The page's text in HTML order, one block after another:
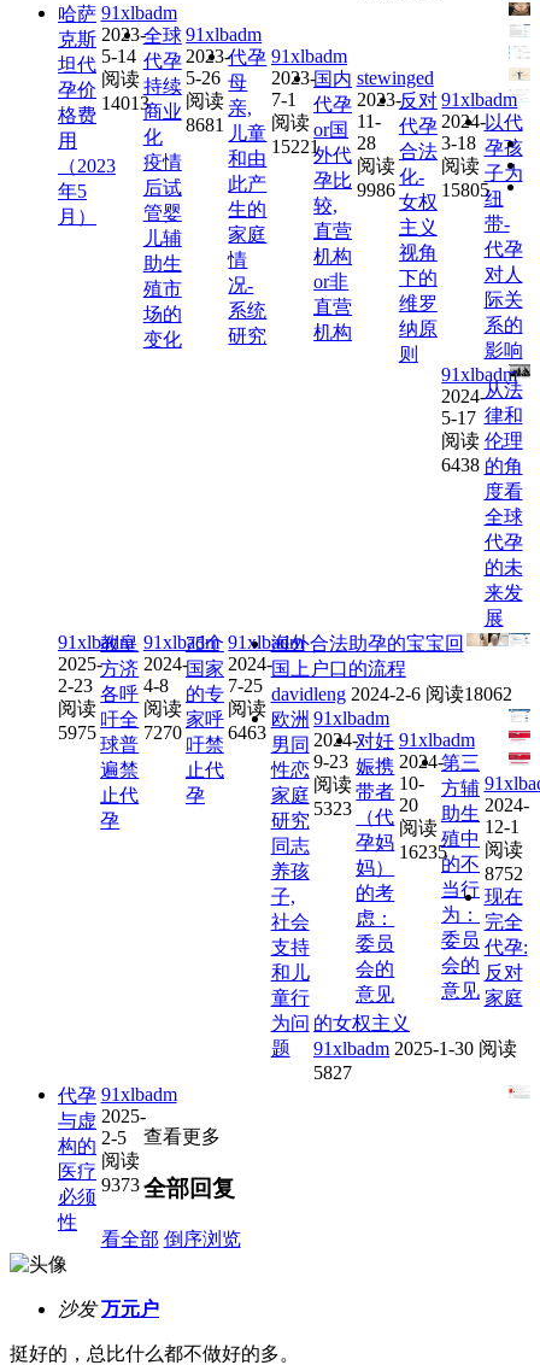
哈萨
克斯
坦代
孕价
格费
用
（2023
年5
月）
91xlbadm
2023-
5-14
阅读
14013
全球
代孕
持续
商业
化
疫情
后试
管婴
儿辅
助生
殖市
场的
变化
91xlbadm
2023-
5-26
阅读
8681
代孕
母
亲,
儿童
和由
此产
生的
家庭
情
况-
系统
研究
91xlbadm
2023-
7-1
阅读
15221
国内
代孕
or国
外代
孕比
较,
直营
机构
or非
直营
机构
stewinged
2023-
11-
28
阅读
9986
反对
代孕
合法
化-
女权
主义
视角
下的
维罗
纳原
则
91xlbadm
2024-
3-18
阅读
15805
以代
孕孩
子为
纽
带-
代孕
对人
际关
系的
影响
91xlbadm
2024-
5-17
阅读
6438
从法
律和
伦理
的角
度看
全球
代孕
的未
来发
展
91xlbadm
2025-
2-23
阅读
5975
教皇
方济
各呼
吁全
球普
遍禁
止代
孕
91xlbadm
2024-
4-8
阅读
7270
75个
国家
的专
家呼
吁禁
止代
孕
91xlbadm
2024-
7-25
阅读
6463
海外合法助孕的宝宝回
国上户口的流程
davidleng 2024-2-6 阅读18062
欧洲
男同
性恋
家庭
研究
同志
养孩
子,
社会
支持
和儿
童行
为问
题
91xlbadm
2024-
9-23
阅读
5323
对妊
娠携
带者
（代
孕妈
妈）
的考
虑：
委员
会的
意见
91xlbadm
2024-
10-
20
阅读
16235
第三
方辅
助生
殖中
的不
当行
为：
委员
会的
意见
2024-
12-1
阅读
8752
现在
完全
代孕:
反对
家庭
的女权主义
91xlbadm 2025-1-30 阅读
5827
代孕
与虚
构的
医疗
必须
性
91xlbadm
2025-
2-5
阅读
9373
查看更多
全部回复
看全部 倒序浏览
沙发 万元户
挺好的，总比什么都不做好的多。